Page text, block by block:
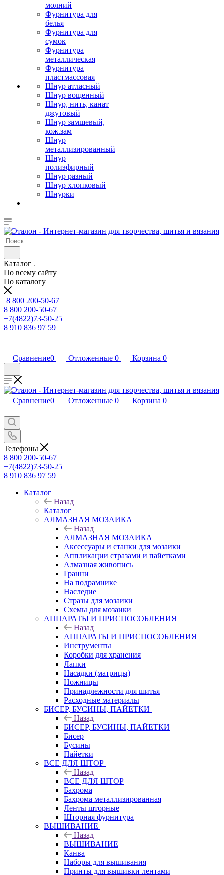
молний
Фурнитура для
белья
Фурнитура для
сумок
Фурнитура
металлическая
Фурнитура
пластмассовая
Шнур атласный
Шнур вощенный
Шнур, нить, канат
джутовый
Шнур замшевый,
кож.зам
Шнур
металлизированный
Шнур
полиэфирный
Шнур разный
Шнур хлопковый
Шнурки
Каталог
По всему сайту
По каталогу
8 800 200-50-67
8 800 200-50-67
+7(4822)73-50-25
8 910 836 97 59
Сравнение0 Отложенные 0 Корзина 0
Сравнение0 Отложенные 0 Корзина 0
Телефоны
8 800 200-50-67
+7(4822)73-50-25
8 910 836 97 59
Каталог
Назад
Каталог
АЛМАЗНАЯ МОЗАИКА
Назад
АЛМАЗНАЯ МОЗАИКА
Аксессуары и станки для мозаики
Аппликации стразами и пайетками
Алмазная живопись
Гранни
На подрамнике
Наследие
Стразы для мозаики
Схемы для мозаики
АППАРАТЫ И ПРИСПОСОБЛЕНИЯ
Назад
АППАРАТЫ И ПРИСПОСОБЛЕНИЯ
Инструменты
Коробки для хранения
Лапки
Насадки (матрицы)
Ножницы
Принадлежности для шитья
Расходные материалы
БИСЕР, БУСИНЫ, ПАЙЕТКИ
Назад
БИСЕР, БУСИНЫ, ПАЙЕТКИ
Бисер
Бусины
Пайетки
ВСЕ ДЛЯ ШТОР
Назад
ВСЕ ДЛЯ ШТОР
Бахрома
Бахрома металлизированная
Ленты шторные
Шторная фурнитура
ВЫШИВАНИЕ
Назад
ВЫШИВАНИЕ
Канва
Наборы для вышивания
Принты для вышивки лентами